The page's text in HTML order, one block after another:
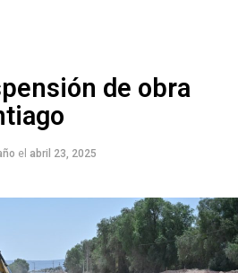
de obra
el abril 23, 2025